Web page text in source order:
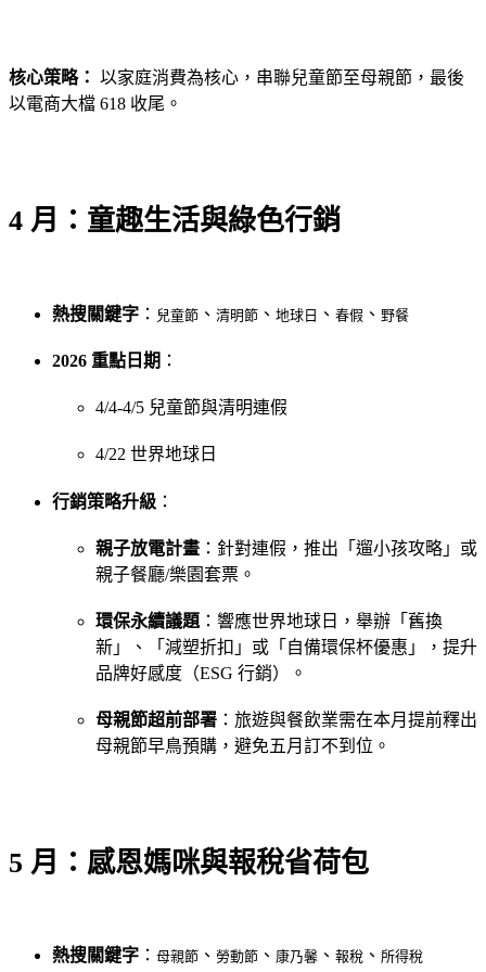
核心策略： 以家庭消費為核心，串聯兒童節至母親節，最後
以電商大檔 618 收尾。
4 月：童趣生活與綠色行銷
熱搜關鍵字 ： 兒童節 、 清明節 、 地球日 、 春假 、 野餐
2026 重點日期 ：
4/4-4/5 兒童節與清明連假
4/22 世界地球日
行銷策略升級 ：
親子放電計畫 ：針對連假，推出「遛小孩攻略」或
親子餐廳/樂園套票。
環保永續議題 ：響應世界地球日，舉辦「舊換
新」、「減塑折扣」或「自備環保杯優惠」，提升
品牌好感度（ESG 行銷）。
母親節超前部署 ：旅遊與餐飲業需在本月提前釋出
母親節早鳥預購，避免五月訂不到位。
5 月：感恩媽咪與報稅省荷包
熱搜關鍵字 ： 母親節 、 勞動節 、 康乃馨 、 報稅 、 所得稅